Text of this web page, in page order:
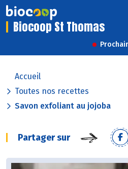
Biocoop St Thomas
Accueil
Toutes nos recettes
Savon exfoliant au jojoba
Partager sur